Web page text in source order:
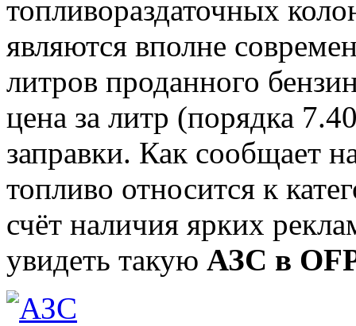
топливораздаточных
являются вполне
литров проданного
цена за литр (порядка
заправки. Как сообщает
топливо относится к
счёт наличия ярких
увидеть такую АЗС в